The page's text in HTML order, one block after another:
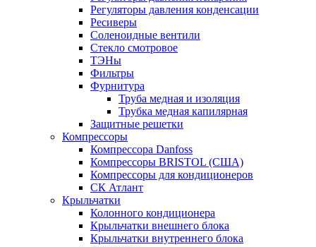
Регуляторы давления конденсации
Ресиверы
Соленоидные вентили
Стекло смотровое
ТЭНы
Фильтры
Фурнитура
Труба медная и изоляция
Трубка медная капилярная
Защитные решетки
Компрессоры
Компрессора Danfoss
Компрессоры BRISTOL (США)
Компрессоры для кондиционеров
СК Атлант
Крыльчатки
Колонного кондиционера
Крыльчатки внешнего блока
Крыльчатки внутреннего блока